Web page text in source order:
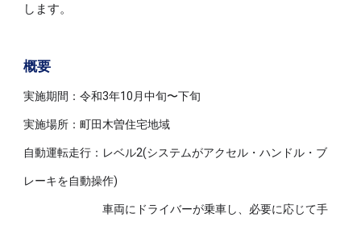
します。
概要
実施期間：令和3年10月中旬〜下旬
実施場所：町田木曽住宅地域
自動運転走行：レベル2(システムがアクセル・ハンドル・ブ
レーキを自動操作)
車両にドライバーが乗車し、必要に応じて手